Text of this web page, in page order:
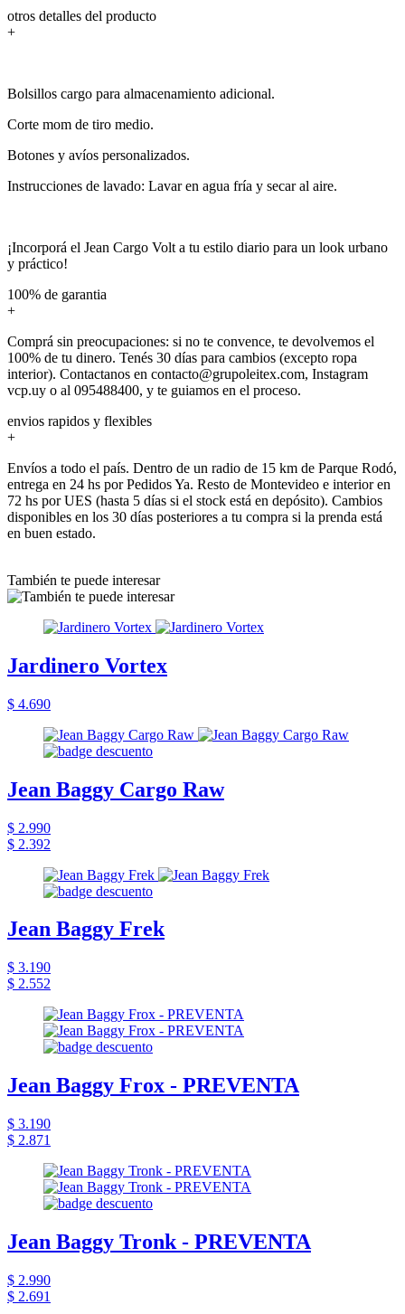
otros detalles del producto
+
Bolsillos cargo para almacenamiento adicional.
Corte mom de tiro medio.
Botones y avíos personalizados.
Instrucciones de lavado: Lavar en agua fría y secar al aire.
¡Incorporá el Jean Cargo Volt a tu estilo diario para un look urbano
y práctico!
100% de garantia
+
Comprá sin preocupaciones: si no te convence, te devolvemos el
100% de tu dinero. Tenés 30 días para cambios (excepto ropa
interior). Contactanos en contacto@grupoleitex.com, Instagram
vcp.uy o al 095488400, y te guiamos en el proceso.
envios rapidos y flexibles
+
Envíos a todo el país. Dentro de un radio de 15 km de Parque Rodó,
entrega en 24 hs por Pedidos Ya. Resto de Montevideo e interior en
72 hs por UES (hasta 5 días si el stock está en depósito). Cambios
disponibles en los 30 días posteriores a tu compra si la prenda está
en buen estado.
También te puede interesar
Jardinero Vortex
$ 4.690
Jean Baggy Cargo Raw
$ 2.990
$ 2.392
Jean Baggy Frek
$ 3.190
$ 2.552
Jean Baggy Frox - PREVENTA
$ 3.190
$ 2.871
Jean Baggy Tronk - PREVENTA
$ 2.990
$ 2.691